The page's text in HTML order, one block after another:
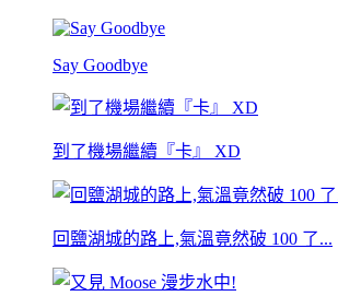
Say Goodbye
到了機場繼續『卡』 XD
回鹽湖城的路上,氣溫竟然破 100 了...